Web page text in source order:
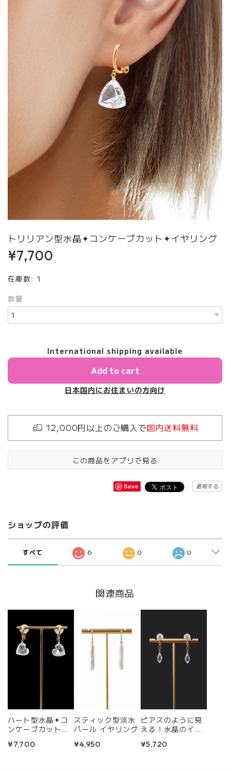
トリリアン型水晶✦コンケーブカット✦イヤリング
¥7,700
在庫数: 1
数量
International shipping available
Add to cart
日本国内にお住まいの方向け
12,000円以上のご購入で国内送料無料
この商品をアプリで見る
Save 通報する
ショップの評価
すべて 6 0 0
関連商品
ハート型水晶✦コ
ンケーブカット✦
¥7,700
スティック型淡水
パール イヤリング
¥4,950
ピアスのように見
える！水晶のイヤ
¥5,720